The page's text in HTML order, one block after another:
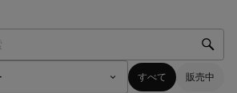
すべて 販売中